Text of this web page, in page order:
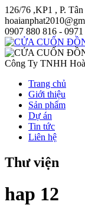
126/76 ,KP1 , P.
0907 880 816 - 0971
Công Ty TNHH
Trang chủ
Giới thiệu
Sản phẩm
Dự án
Tin tức
Liên hệ
Thư viện
hap 12